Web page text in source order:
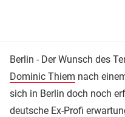
Berlin - Der Wunsch des
Dominic Thiem nach
sich in Berlin doch noch
deutsche Ex-Profi